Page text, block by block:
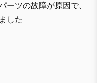
ーツの故障が原因で、
した